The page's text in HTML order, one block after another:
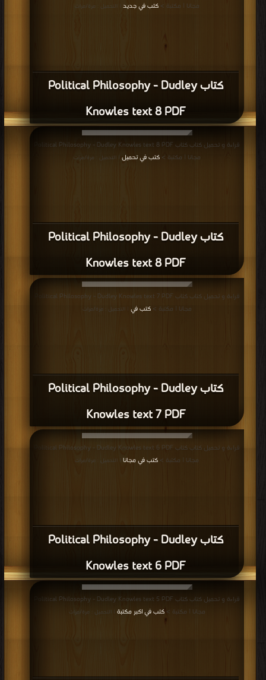
كتاب Political Philosophy - Dudley
Knowles text 8 PDF
مجانا | مكتبة >كتب في جديد | التحميل : مرة/مرات
كتاب Political Philosophy - Dudley
Knowles text 8 PDF
قراءة و تحميل كتاب كتاب Political Philosophy - Dudley Knowles text 8 PDF
مجانا | مكتبة >كتب في تحميل | التحميل : مرة/مرات
كتاب Political Philosophy - Dudley
Knowles text 7 PDF
قراءة و تحميل كتاب كتاب Political Philosophy - Dudley Knowles text 7 PDF
مجانا | مكتبة >كتب في | التحميل : مرة/مرات
كتاب Political Philosophy - Dudley
Knowles text 6 PDF
قراءة و تحميل كتاب كتاب Political Philosophy - Dudley Knowles text 6 PDF
مجانا | مكتبة > كتب في مجانا | التحميل : مرة/مرات
قراءة و تحميل كتاب كتاب Political Philosophy - Dudley Knowles text 5 PDF
مجانا | مكتبة >كتب في اكبر مكتبة | التحميل : مرة/مرات